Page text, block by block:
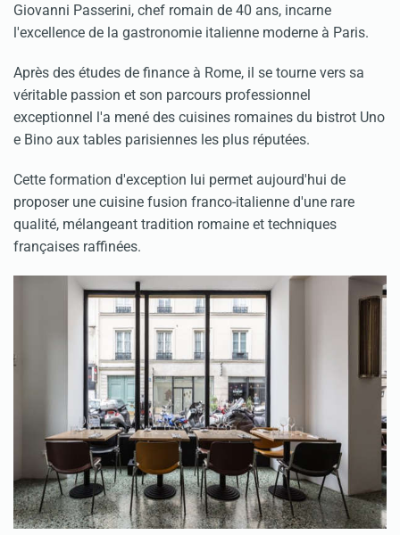
Giovanni Passerini, chef romain de 40 ans, incarne
l'excellence de la gastronomie italienne moderne à Paris.
Après des études de finance à Rome, il se tourne vers sa
véritable passion et son parcours professionnel
exceptionnel l'a mené des cuisines romaines du bistrot Uno
e Bino aux tables parisiennes les plus réputées.
Cette formation d'exception lui permet aujourd'hui de
proposer une cuisine fusion franco-italienne d'une rare
qualité, mélangeant tradition romaine et techniques
françaises raffinées.